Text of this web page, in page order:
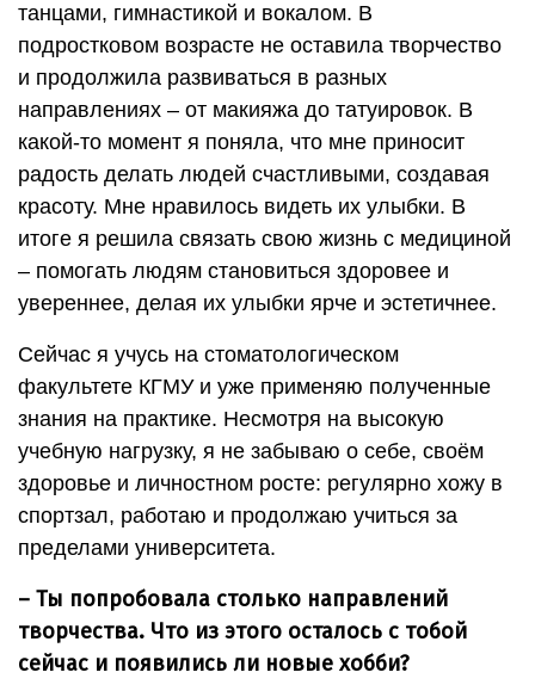
танцами, гимнастикой и вокалом. В
подростковом возрасте не оставила творчество
и продолжила развиваться в разных
направлениях – от макияжа до татуировок. В
какой-то момент я поняла, что мне приносит
радость делать людей счастливыми, создавая
красоту. Мне нравилось видеть их улыбки. В
итоге я решила связать свою жизнь с медициной
– помогать людям становиться здоровее и
увереннее, делая их улыбки ярче и эстетичнее.
Сейчас я учусь на стоматологическом
факультете КГМУ и уже применяю полученные
знания на практике. Несмотря на высокую
учебную нагрузку, я не забываю о себе, своём
здоровье и личностном росте: регулярно хожу в
спортзал, работаю и продолжаю учиться за
пределами университета.
– Ты попробовала столько направлений
творчества. Что из этого осталось с тобой
сейчас и появились ли новые хобби?